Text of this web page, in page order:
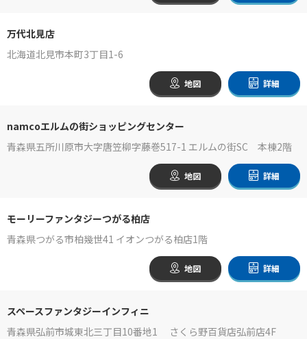
万代北見店
北海道北見市本町3丁目1-6
地図 詳細
namcoエルムの街ショッピングセンター
青森県五所川原市大字唐笠柳字藤巻517-1 エルムの街SC 本棟2階
地図 詳細
モーリーファンタジーつがる柏店
青森県つがる市柏幾世41 イオンつがる柏店1階
地図 詳細
スペースファンタジーインフィニ
青森県弘前市城東北三丁目10番地1 さくら野百貨店弘前店4F